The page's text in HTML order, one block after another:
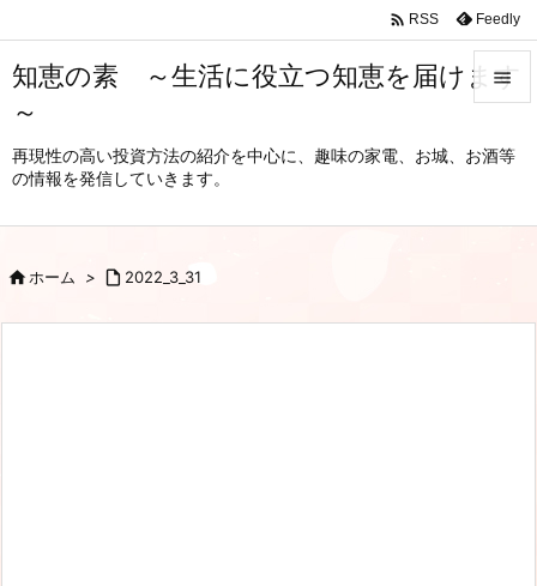
知恵の素 ～生活に役立つ知恵を届けます
～
再現性の高い投資方法の紹介を中心に、趣味の家電、お城、お酒等
の情報を発信していきます。

メニュ
 RSS Feedly
ホーム >  2022_3_31